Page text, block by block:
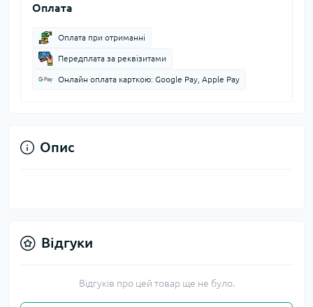
Оплата
Оплата при отриманні
Передплата за реквізитами
Онлайн оплата карткою: Google Pay, Apple Pay
Опис
Відгуки
Відгуків про цей товар ще не було.